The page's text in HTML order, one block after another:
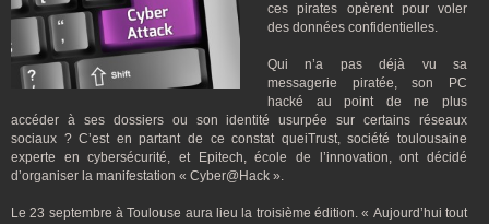
ces pirates opèrent pour voler
des données confidentielles.
Qui n’a pas déjà vu sa
messagerie piratée, son PC
hacké au point de ne plus
accéder à ses dossiers ou son identité usurpée sur certains réseaux
sociaux ? C’est en partant de ce constat queiTrust, société toulousaine
experte en cybersécurité, et Epitech, école de l’innovation, ont décidé
d’organiser la manifestation « Cyber@Hack ».
Le 23 septembre à Toulouse aura lieu la troisième édition. « Aujourd’hui tout